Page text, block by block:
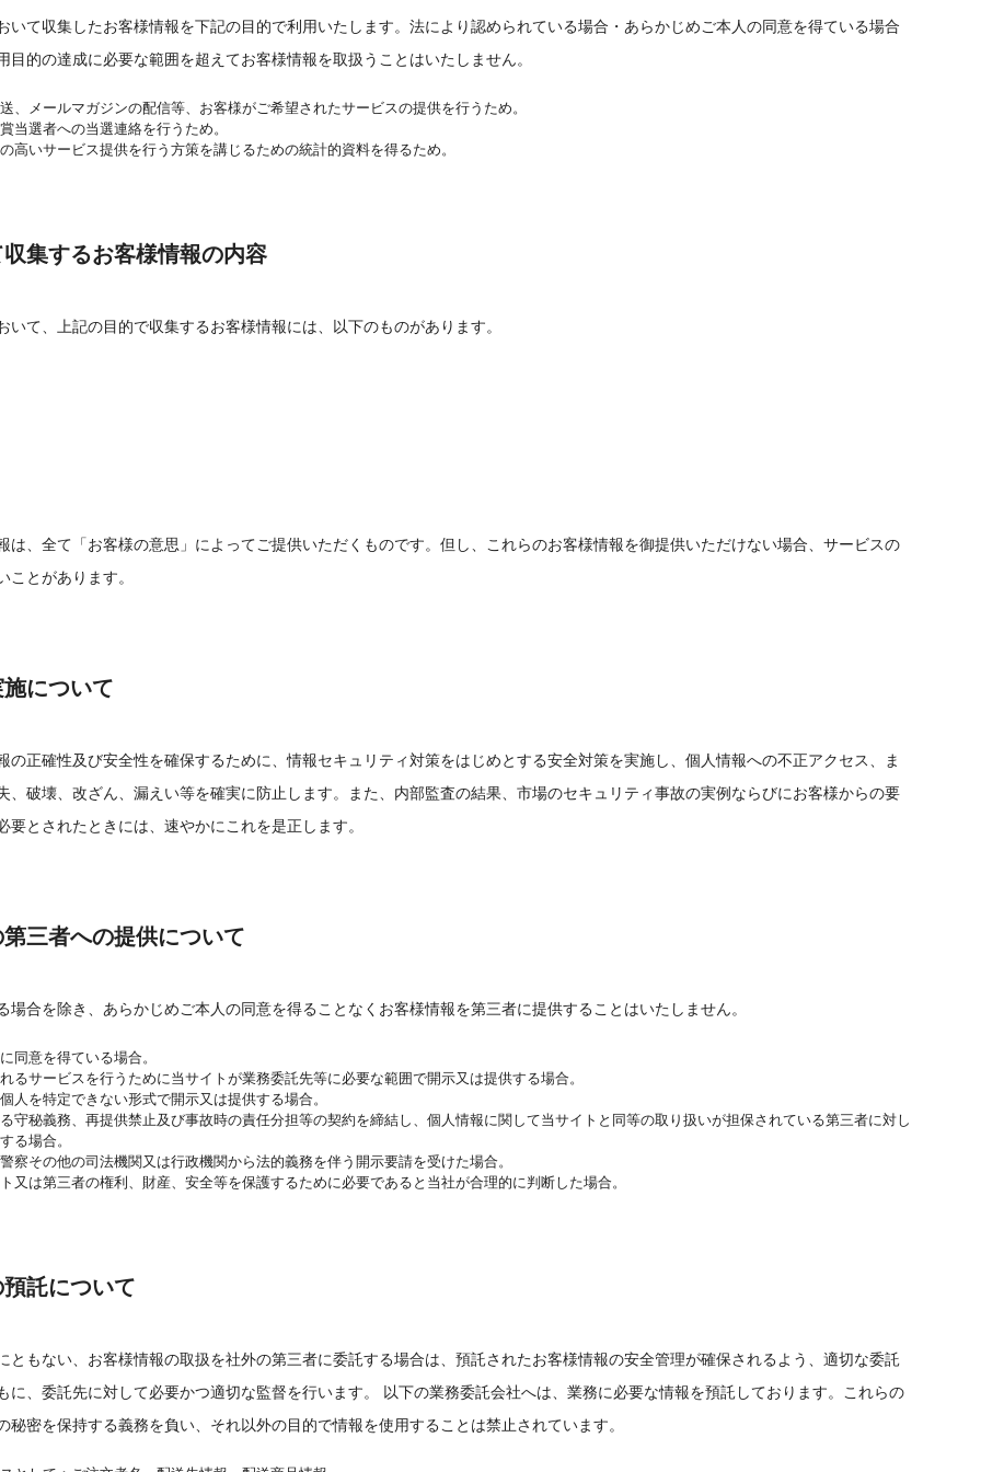
閉じる
いて収集したお客様情報を下記の目的で利用いたします。法により認められている場合・あらかじめご本人の同意を得ている場合
目的の達成に必要な範囲を超えてお客様情報を取扱うことはいたしません。
、メールマガジンの配信等、お客様がご希望されたサービスの提供を行うため。
当選者への当選連絡を行うため。
高いサービス提供を行う方策を講じるための統計的資料を得るため。
集するお客様情報の内容
いて、上記の目的で収集するお客様情報には、以下のものがあります。
は、全て「お客様の意思」によってご提供いただくものです。但し、これらのお客様情報を御提供いただけない場合、サービスの
ことがあります。
について
の正確性及び安全性を確保するために、情報セキュリティ対策をはじめとする安全対策を実施し、個人情報への不正アクセス、ま
、破壊、改ざん、漏えい等を確実に防止します。また、内部監査の結果、市場のセキュリティ事故の実例ならびにお客様からの要
要とされたときには、速やかにこれを是正します。
三者への提供について
場合を除き、あらかじめご本人の同意を得ることなくお客様情報を第三者に提供することはいたしません。
同意を得ている場合。
るサービスを行うために当サイトが業務委託先等に必要な範囲で開示又は提供する場合。
人を特定できない形式で開示又は提供する場合。
守秘義務、再提供禁止及び事故時の責任分担等の契約を締結し、個人情報に関して当サイトと同等の取り扱いが担保されている第三者に対し
る場合。
察その他の司法機関又は行政機関から法的義務を伴う開示要請を受けた場合。
又は第三者の権利、財産、安全等を保護するために必要であると当社が合理的に判断した場合。
託について
ともない、お客様情報の取扱を社外の第三者に委託する場合は、預託されたお客様情報の安全管理が確保されるよう、適切な委託
に、委託先に対して必要かつ適切な監督を行います。 以下の業務委託会社へは、業務に必要な情報を預託しております。これらの
秘密を保持する義務を負い、それ以外の目的で情報を使用することは禁止されています。